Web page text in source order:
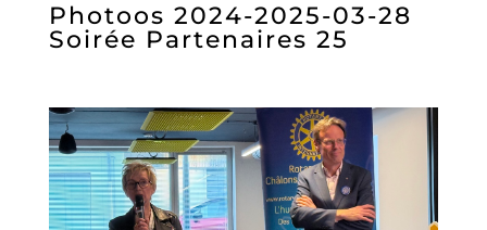
Photoos 2024-2025-03-28
Soirée Partenaires 25